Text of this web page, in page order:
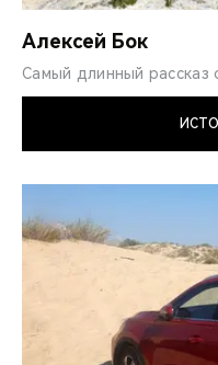
Алексей Бок
Самый длинный